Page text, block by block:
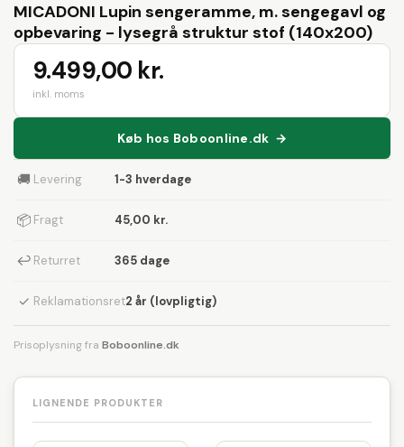
MICADONI Lupin sengeramme, m. sengegavl og
opbevaring - lysegrå struktur stof (140x200)
9.499,00 kr.
inkl. moms
Køb hos Boboonline.dk →
🚚 Levering 1-3 hverdage
📦 Fragt 45,00 kr.
↩ Returret 365 dage
✓ Reklamationsret2 år (lovpligtig)
Prisoplysning fra Boboonline.dk
LIGNENDE PRODUKTER